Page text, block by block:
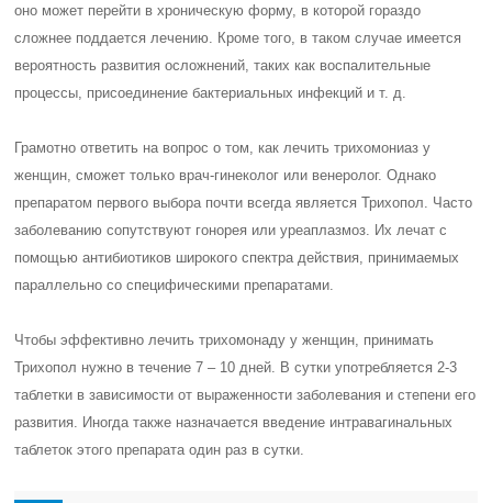
оно может перейти в хроническую форму, в которой гораздо
сложнее поддается лечению. Кроме того, в таком случае имеется
вероятность развития осложнений, таких как воспалительные
процессы, присоединение бактериальных инфекций и т. д.
Грамотно ответить на вопрос о том, как лечить трихомониаз у
женщин, сможет только врач-гинеколог или венеролог. Однако
препаратом первого выбора почти всегда является Трихопол. Часто
заболеванию сопутствуют гонорея или уреаплазмоз. Их лечат с
помощью антибиотиков широкого спектра действия, принимаемых
параллельно со специфическими препаратами.
Чтобы эффективно лечить трихомонаду у женщин, принимать
Трихопол нужно в течение 7 – 10 дней. В сутки употребляется 2-3
таблетки в зависимости от выраженности заболевания и степени его
развития. Иногда также назначается введение интравагинальных
таблеток этого препарата один раз в сутки.